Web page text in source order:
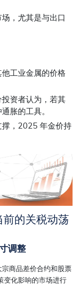
，尤其是与出口
工业金属的价格
资者认为，若其
胀的工具。
撑，2025 年金价持
前的关税动荡
调整
商品差价合约和股票
变化影响的市场进行